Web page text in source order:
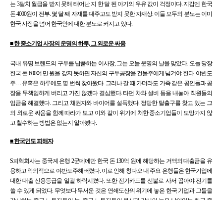
는 3달치 월급을 받지 못해 태어난 지 한 달 된 아기의 우유 값이 걱정이다. 지갑엔 한국
돈 4000원이 전부. 몇 달 째 자재를 대주고도 받지 못한 자재상. 이들 모두의 분노는 이미
한국 사장을 넘어 한국인에 대한 분노로 커지고 있다.
■ 한 중소기업 사장의 운명의 하루, 그 외로운 싸움
국내 유명 브랜드의 구두를 납품하는 이사장, 그는 오늘 운명의 날을 맞았다. 오늘 당장
한국 돈 600여 만 원을 갚지 못하면 자신의 구두공장을 건물주에게 넘겨야 한다. 야반도
주. . . 유혹은 하루에도 몇 번씩 찾아왔다. 그러나 갈 때 가더라도 가족 같은 공인들과 공
장을 무책임하게 버리고 가진 않겠다 결심했다. 타던 차와 설비 등을 내놓아 직원들의
임금을 해결했다. 그리고 채권자와 바이어를 설득했다. 정당한 탈출구를 찾고 있는 그
의 외로운 싸움을 함께 따라가 보고 이와 같이 위기에 처한 중소기업들이 도망가지 않
고 철수하는 방법은 없는지 알아봤다.
■ 한국인도 피해자
S피혁회사는 중국계 은행 2군데에만 한국 돈 130억 원에 해당하는 거액의 대출금을 유
용하고 악의적으로 야반도주해버렸다. 이로 인해 칭다오 내 주요 은행들은 한국기업에
대한 대출 신용등급을 일괄 하락시켰다. 또한 전기카드를 선불로 사서 꼽아야 전기를
쓸 수 있게 되었다. 무엇보다 무서운 것은 연쇄도산의 위기에 놓은 한국 기업과 그들을